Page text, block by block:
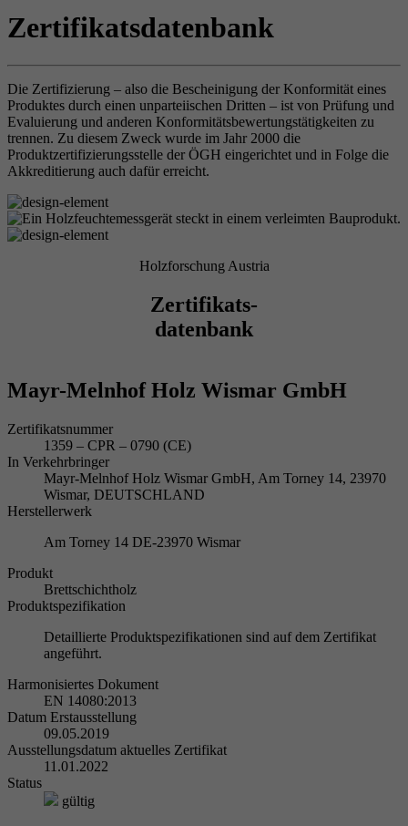
Zertifikatsdatenbank
Die Zertifizierung – also die Bescheinigung der Konformität eines
Produktes durch einen unparteiischen Dritten – ist von Prüfung und
Evaluierung und anderen Konformitätsbewertungstätigkeiten zu
trennen. Zu diesem Zweck wurde im Jahr 2000 die
Produktzertifizierungsstelle der ÖGH eingerichtet und in Folge die
Akkreditierung auch dafür erreicht.
Holzforschung Austria
Zertifikats-
datenbank
Mayr-Melnhof Holz Wismar GmbH
Zertifikatsnummer
1359 – CPR – 0790 (CE)
In Verkehrbringer
Mayr-Melnhof Holz Wismar GmbH, Am Torney 14, 23970
Wismar, DEUTSCHLAND
Herstellerwerk
Am Torney 14 DE-23970 Wismar
Produkt
Brettschichtholz
Produktspezifikation
Detaillierte Produktspezifikationen sind auf dem Zertifikat
angeführt.
Harmonisiertes Dokument
EN 14080:2013
Datum Erstausstellung
09.05.2019
Ausstellungsdatum aktuelles Zertifikat
11.01.2022
Status
gültig